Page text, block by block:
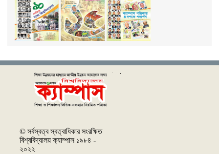
© সর্বস্বত্ব স্বত্বাধিকার সংরক্ষিত
বিশ্ববিদ্যালয় ক্যাম্পাস ১৯৮৪ -
২০২২